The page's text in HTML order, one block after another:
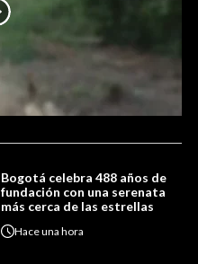
Bogotá celebra 488 años de
fundación con una serenata
más cerca de las estrellas
Haceuna hora